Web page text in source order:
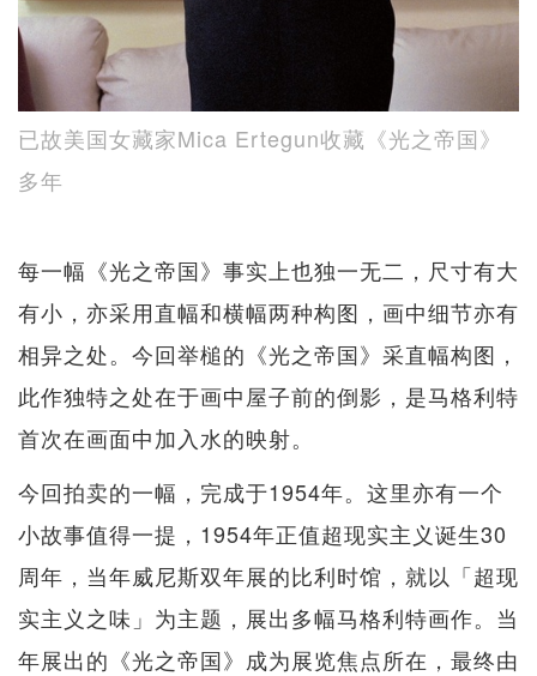
已故美国女藏家Mica Ertegun收藏《光之帝国》
多年
每一幅《光之帝国》事实上也独一无二，尺寸有大
有小，亦采用直幅和横幅两种构图，画中细节亦有
相异之处。今回举槌的《光之帝国》采直幅构图，
此作独特之处在于画中屋子前的倒影，是马格利特
首次在画面中加入水的映射。
今回拍卖的一幅，完成于1954年。这里亦有一个
小故事值得一提，1954年正值超现实主义诞生30
周年，当年威尼斯双年展的比利时馆，就以「超现
实主义之味」为主题，展出多幅马格利特画作。当
年展出的《光之帝国》成为展览焦点所在，最终由